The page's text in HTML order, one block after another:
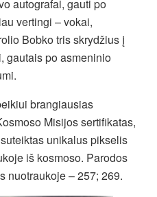
autografai, gauti po
vertingi – vokai,
Bobko tris skrydžius į
gautais po asmeninio
brangiausias
Misijos sertifikatas,
unikalus pikselis
iš kosmoso. Parodos
nuotraukoje – 257; 269.